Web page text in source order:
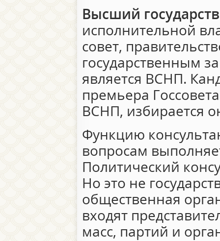
Высший
исполнительной
совет,
государственным
является ВСНП.
премьера
ВСНП, избирается
Функцию
вопросам
Политический
Но это не
общественная
входят
масс, партий и